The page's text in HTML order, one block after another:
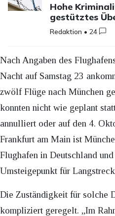
Hohe
gestütztes
Redaktion •24
Nach Angaben des
Nacht auf Samstag 23
zwölf Flüge nach München
konnten nicht wie geplant
annulliert oder auf den 4.
Frankfurt am Main ist
Flughafen in Deutschland
Umsteigepunkt für
Die Zuständigkeit für solche
kompliziert geregelt. „Im